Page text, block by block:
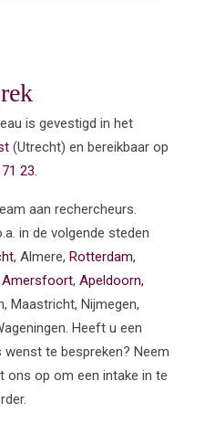
is gevestigd in het
(Utrecht) en bereikbaar op
23
aan rechercheurs.
in de volgende steden
, Almere, Rotterdam,
Amersfoort, Apeldoorn,
Maastricht, Nijmegen,
Heeft u een
te bespreken? Neem
ons op om een intake in te